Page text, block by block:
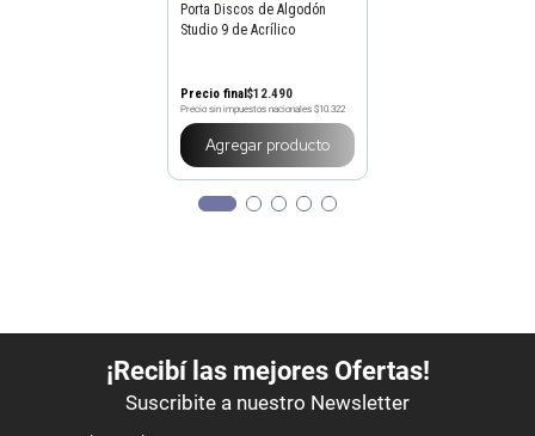
Porta Discos de Algodón
Studio 9 de Acrílico
Precio final$12.490
Precio sin impuestos nacionales $10.322
Agregar producto